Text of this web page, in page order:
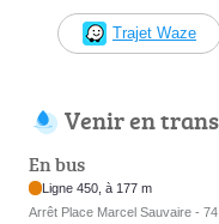
Trajet Waze
Venir en
En bus
Ligne 450, à 177 m
Arrêt Place Marcel Sauvaire -